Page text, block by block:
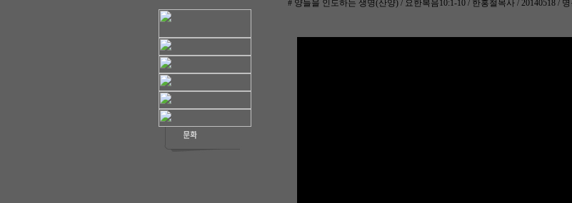
# 양들을 인도하는 생명(산양) / 요한복음10:1-10 / 한홍철목사 / 20140518 /